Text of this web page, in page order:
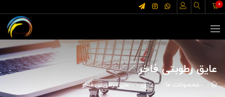
0
عایق رطوبتی فاخر
محصولات ما عایق عایق رطوبتی فاخر